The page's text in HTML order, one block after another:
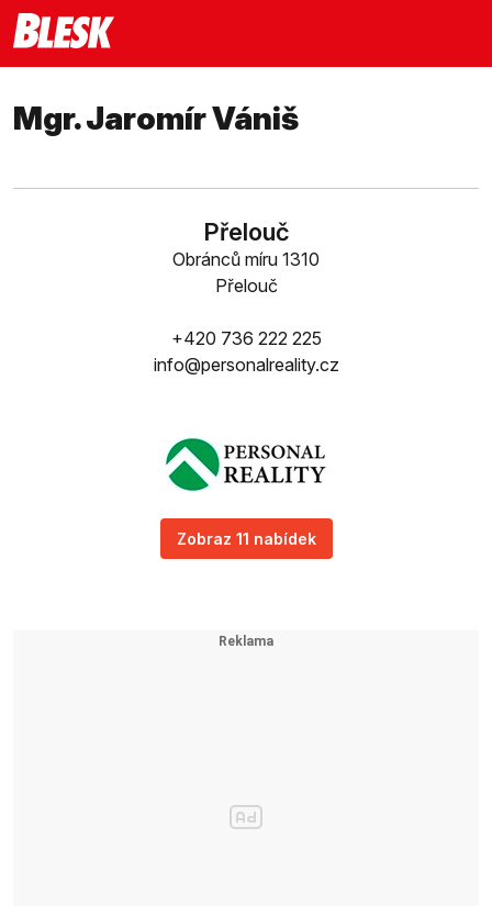
Mgr. Jaromír Vániš
Přelouč
Obránců míru 1310
Přelouč
+420 736 222 225
info@personalreality.cz
Zobraz 11 nabídek